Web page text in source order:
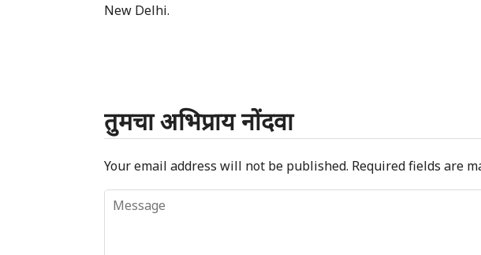
New Delhi.
तुमचा अभिप्राय नोंदवा
Your email address will not be published. Required fields are